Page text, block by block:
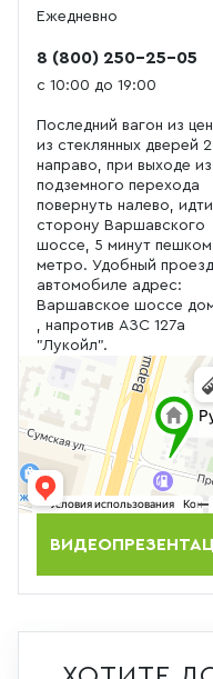
Ежедневно
8 (800) 250-25-05
с 10:00 до 19:00
Последний вагон из
из стеклянных дверей
направо, при выходе из
подземного перехода
повернуть налево,
сторону Варшавского
шоссе, 5 минут
метро. Удобный
автомобиле адрес:
Варшавское шоссе
, напротив АЗС 127а
"Лукойл".